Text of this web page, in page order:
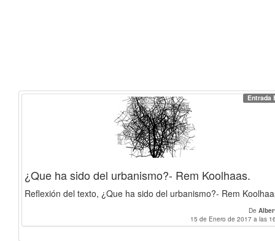
Entrada
¿Que ha sido del urbanismo?- Rem Koolhaas.
Reflexión del texto, ¿Que ha sido del urbanismo?- Rem
De
15 de Enero de 2017 a las